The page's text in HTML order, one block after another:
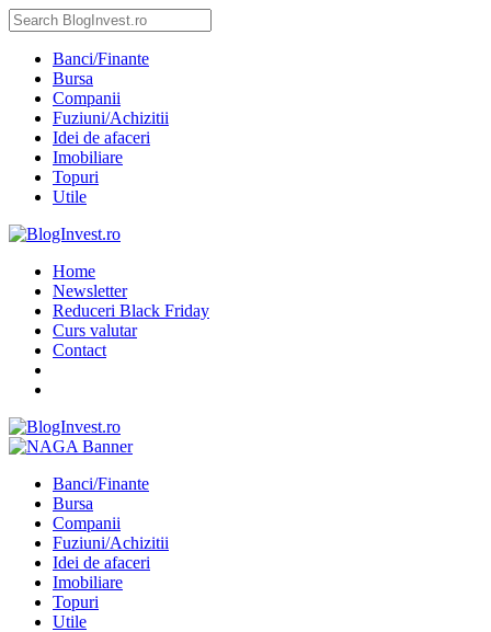
Banci/Finante
Bursa
Companii
Fuziuni/Achizitii
Idei de afaceri
Imobiliare
Topuri
Utile
Home
Newsletter
Reduceri Black Friday
Curs valutar
Contact
Banci/Finante
Bursa
Companii
Fuziuni/Achizitii
Idei de afaceri
Imobiliare
Topuri
Utile